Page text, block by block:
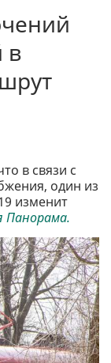
в
в связи с
один из
изменит
Панорама.